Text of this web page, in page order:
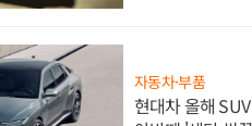
자동차·부품
현대차 올해